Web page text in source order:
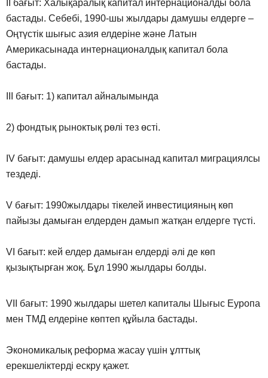
II бағыт: Халықаралық капитал интернационалды бола
бастады. Себебі, 1990-шы жылдары дамушы елдерге –
Оңтүстік шығыс азия елдеріне және Латын
Америкасынада интернационалдық капитал бола
бастады.
III бағыт: 1) капитал айналымында
2) фондтық рыноктық рөлі тез өсті.
IV бағыт: дамушы елдер арасынад капитал миграциялсы
тездеді.
V бағыт: 1990жылдары тікелей инвестицияның көп
пайызы дамыған елдерден дамып жатқан елдерге түсті.
VI бағыт: кей елдер дамыған елдерді әлі де көп
қызықтырған жоқ. Бұл 1990 жылдары болды.
VII бағыт: 1990 жылдары шетел капиталы Шығыс Еуропа
мен ТМД елдеріне көптеп құйыла бастады.
Экономикалық реформа жасау үшін ұлттық
ерекшеліктерді ескру қажет.